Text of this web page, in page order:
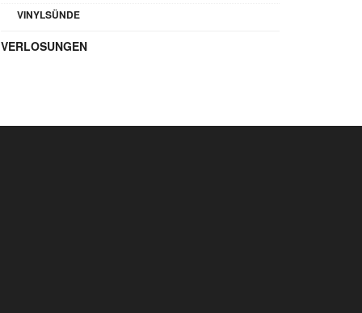
VINYLSÜNDE
VERLOSUNGEN